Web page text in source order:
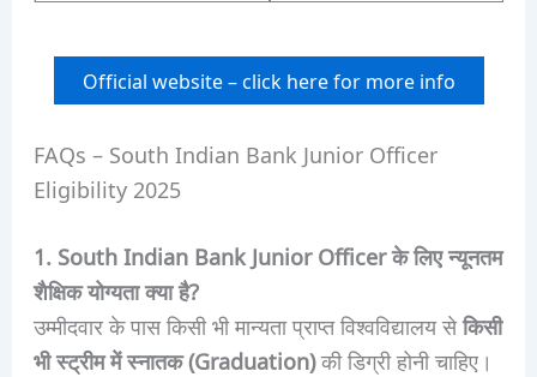
Official website – click here for more info
FAQs – South Indian Bank Junior Officer
Eligibility 2025
1. South Indian Bank Junior Officer के लिए न्यूनतम
शैक्षिक योग्यता क्या है?
उम्मीदवार के पास किसी भी मान्यता प्राप्त विश्वविद्यालय सेकिसी
भी स्ट्रीम में स्नातक (Graduation)की डिग्री होनी चाहिए।